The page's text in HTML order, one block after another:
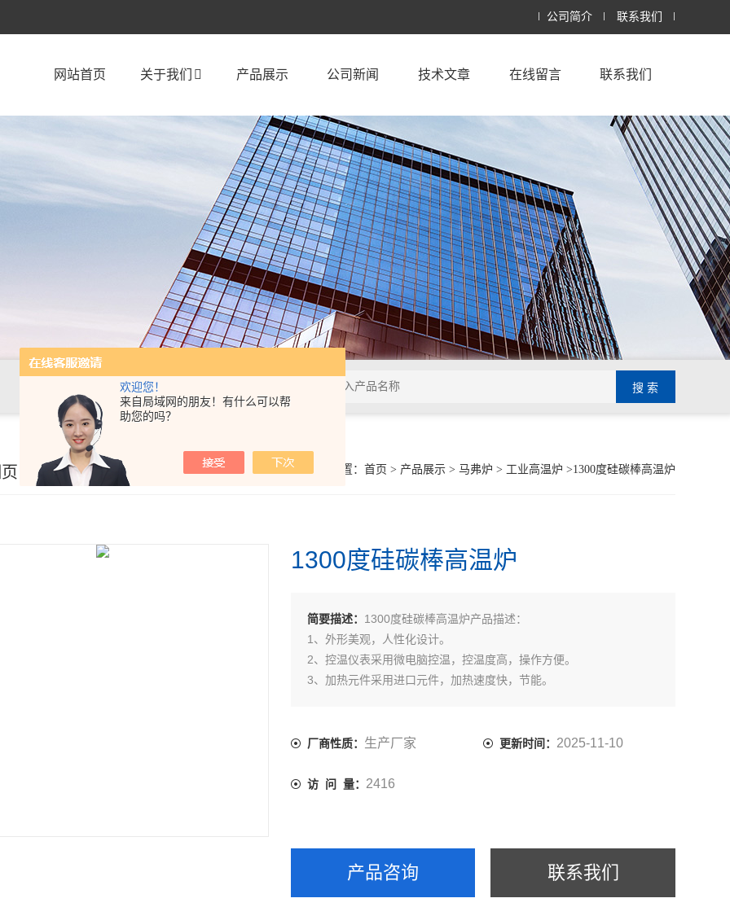
欢迎您！
来自局域网的朋友！有什么可以帮
助您的吗？
公司简介 联系我们
网站首页 关于我们 产品展示 公司新闻 技术文章 在线留言 联系我们
你的位置： 首页 > 产品展示> 马弗炉 > 工业高温炉 >1300度硅碳棒高温炉
1300度硅碳棒高温炉
简要描述： 1300度硅碳棒高温炉产品描述：
1、外形美观，人性化设计。
2、控温仪表采用微电脑控温，控温度高，操作方便。
3、加热元件采用进口元件，加热速度快，节能。
6、炉门口经特殊结构，能保护炉站使用不变形，也可以降低炉门温
厂商性质： 生产厂家 更新时间： 2025-11-10
访 问 量： 2416
产品咨询 联系我们